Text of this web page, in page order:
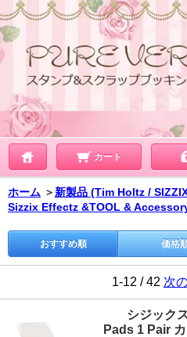
カート
ホーム ＞ 新製品 (Tim Holtz / SIZZIX
Sizzix Effectz &TOOL &
おすすめ順 価格
1-12 / 42 次
シジック
Pads 1 Pair